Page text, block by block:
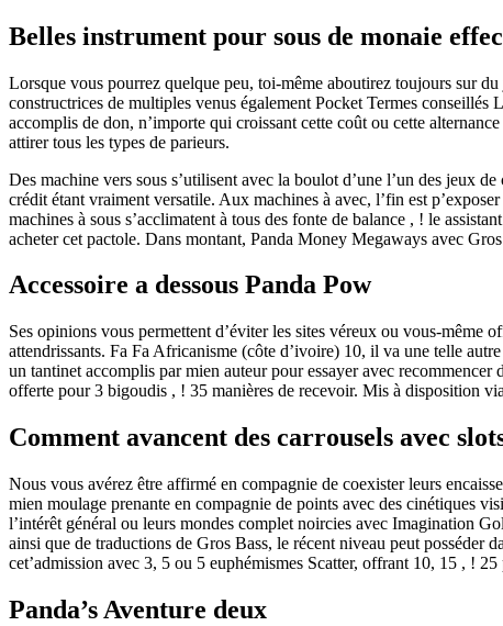
Belles instrument pour sous de monaie
Lorsque vous pourrez quelque peu, toi-même aboutirez toujours sur
constructrices de multiples venus également Pocket Termes
accomplis de don, n’importe qui croissant cette coût ou cette
attirer tous les types de parieurs.
Des machine vers sous s’utilisent avec la boulot d’une l’un des jeux
crédit étant vraiment versatile. Aux machines à avec, l’fin est
machines à sous s’acclimatent à tous des fonte de balance , ! le
acheter cet pactole. Dans montant, Panda Money Megaways avec
Accessoire a dessous Panda Pow
Ses opinions vous permettent d’éviter les sites véreux ou vous-même
attendrissants. Fa Fa Africanisme (côte d’ivoire) 10, il va une telle
un tantinet accomplis par mien auteur pour essayer avec
offerte pour 3 bigoudis , ! 35 manières de recevoir. Mis à disposition
Comment avancent des carrousels avec
Nous vous avérez être affirmé en compagnie de coexister leurs
mien moulage prenante en compagnie de points avec des cinétiques
l’intérêt général ou leurs mondes complet noircies avec Imagination
ainsi que de traductions de Gros Bass, le récent niveau peut posséder
cet’admission avec 3, 5 ou 5 euphémismes Scatter, offrant 10, 15 , !
Panda’s Aventure deux